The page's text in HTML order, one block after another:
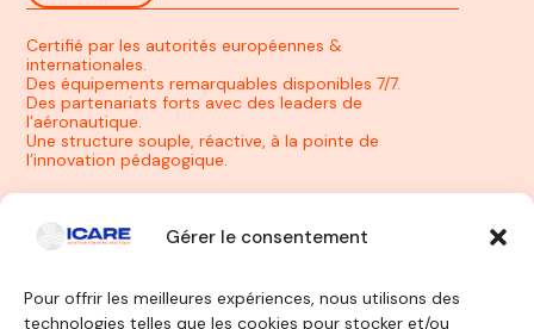
Gérer le consentement
Pour offrir les meilleures expériences, nous utilisons des
technologies telles que les cookies pour stocker et/ou
Certifié par les autorités européennes &
internationales.
Des équipements remarquables disponibles 7/7.
Des partenariats forts avec des leaders de
l’aéronautique.
Une structure souple, réactive, à la pointe de
l’innovation pédagogique.